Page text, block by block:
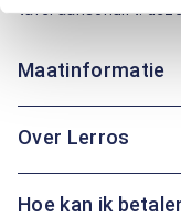
tafel aanschuift:
Maatinformatie
Over Lerros
Hoe kan ik